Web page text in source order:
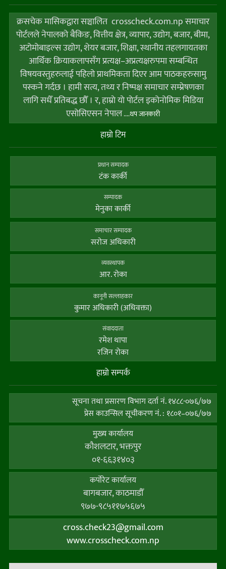
क्रसचेक मासिकद्वारा सञ्चालित crosscheck.com.np समाचार
पोर्टलले नेपालको बैकिङ, वित्तीय क्षेत्र, व्यापार, उद्योग, बजार, बीमा,
अटोमोबाइल्स उद्योग, शेयर बजार, शिक्षा, स्थानीय तहलगायतका
आर्थिक क्रियाकलापसँग प्रत्यक्ष–अप्रत्यक्षरुपमा सम्बन्धित
विषयवस्तुहरुलाई पहिलो प्राथमिकता दिएर आम पाठकहरुसामु
पस्कने गर्दछ । हामी सत्य, तथ्य र निष्पक्ष समाचार सम्प्रेषणका
लागि सधैँ प्रतिबद्ध छौँ । र, हाम्राे याे पाेर्टल इकोनोमिक मिडिया
एसोसिएसन नेपाल....थप जानकारी
हाम्राे टिम
प्रधान सम्पादक
टंक कार्की
सम्पादक
मेनुका कार्की
समाचार सम्पादक
सराेज अधिकारी
व्यवस्थापक
आर. राेका
कानूनी सल्लाहकार
कुमार अधिकारी (अधिवक्ता)
संवाददाता
रमेश थापा
रजिन रोका
हाम्राे सम्पर्क
सूचना तथा प्रसारण विभाग दर्ता नं. १४८८-०७६/७७
प्रेस काउन्सिल सूचीकरण नं. : १८०१–०७६/७७
मुख्य कार्यालय
कौशलटार, भक्तपुर
०१-६६३१४०३
कर्पाेरेट कार्यालय
बागबजार, काठमाडौँ
९७७-९८५११७५६७५
cross.check23@gmail.com
www.crosscheck.com.np